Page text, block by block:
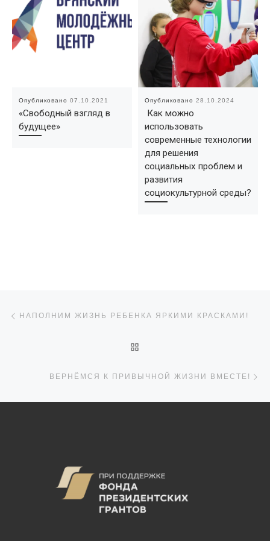
Опубликовано 07.10.2021
«Свободный взгляд в
будущее»
Опубликовано 28.10.2024
Как можно
использовать
современные технологии
для решения
социальных проблем и
развития
социокультурной среды?
Навигация по записям
НАПОЛНИМ ЖИЗНЬ РЕБЕНКА ЯРКИМИ КРАСКАМИ!
ВЕРНЁМСЯ К ПРИВЫЧНОЙ ЖИЗНИ ВМЕСТЕ!